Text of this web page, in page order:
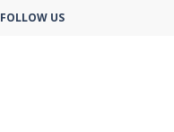
FOLLOW US